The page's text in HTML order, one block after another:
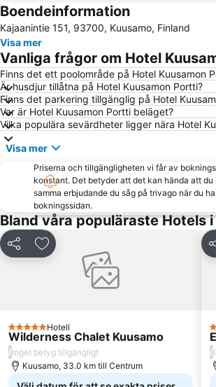
Boendeinformation
Kajaanintie 151, 93700, Kuusamo, Finland
Visa mer
Vanliga frågor om Hotel
Finns det ett poolområde på Hotel Kuusamon
Är husdjur tillåtna på Hotel Kuusamon Portti?
Finns det parkering tillgänglig på Hotel
Var är Hotel Kuusamon Portti beläget?
Vilka populära sevärdheter ligger nära Hotel
Visa mer
Priserna och tillgängligheten vi får av
konstant. Det betyder att det kan hända att
samma erbjudande du såg på trivago när du
bokningssidan.
Bland våra populäraste Hotels i
Dela Lägg till i Mina Favoriter
5 StjärnorHotell
Wilderness Chalet Kuusamo
/Inget betyg tillgängligt
Kuusamo, 33.0 km till Centrum
/